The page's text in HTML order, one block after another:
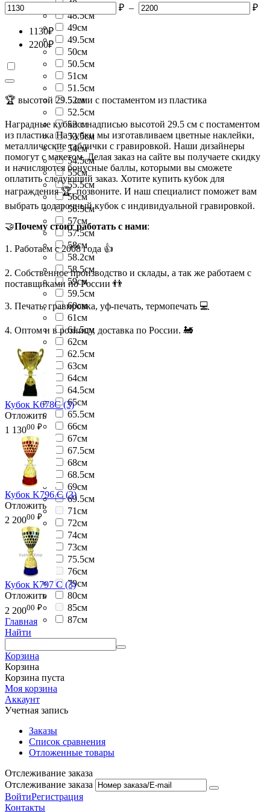
48см
48.5см
49см
49.5см
50см
50.5см
51см
51.5см
52см
52.5см
53см
53.5см
54см
54.5см
55см
55.5см
56см
56.5см
57см
57.5см
58см
58.2см
58.5см
59см
59.5см
60см
61см
61.5см
62см
62.5см
63см
64см
64.5см
65см
65.5см
66см
67см
67.5см
68см
68.5см
69см
69.5см
71см
72см
74см
73см
75.5см
76см
79см
80см
85см
87см
₽ – ₽
1130₽
2200₽
🏆 высотой 29.5 см и с постаментом из пластика
Наградные кубки с надписью высотой 29.5 см с постаментом
из пластика На кубки мы изготавливаем цветные наклейки,
металлические таблички с гравировкой. Наши дизайнеры
помогут с макетом. Делая заказ на сайте вы получаете скидку
и начисляются бонусные баллы, которыми вы сможете
оплатить следующий заказ. Хотите купить кубок для
награждения 🏆, позвоните. И наш специалист поможет вам
выбрать подарочный кубок с индивидуальной гравировкой.
🤝Почему стоит работать с нами:
1. Работаем с 2008 года 👍
2. Собственное производство и склады, а так же работаем с
поставщиками по России 👬
3. Печать, гравировка, уф-печать, термопечать 💻
4. Оптом и в розницу, доставка по России. 🚂
Кубок K678C (3)
Отложить
1 13000 ₽
Кубок K796 C (3)
Отложить
2 20000 ₽
Кубок К797 С (3)
Отложить
2 20000 ₽
Главная
Найти
Корзина
Корзина
Корзина пуста
Моя корзина
Аккаунт
Учетная запись
Заказы
Список сравнения
Отложенные товары
Отслеживание заказа
Отслеживание заказа
ВойтиРегистрация
Контакты